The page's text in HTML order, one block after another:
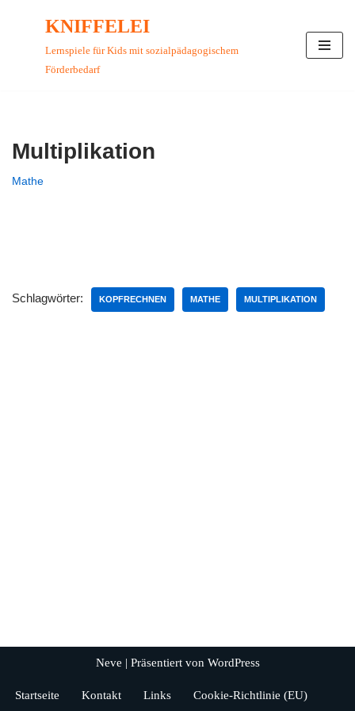
KNIFFELEI
Lernspiele für Kids mit sozialpädagogischem
Förderbedarf
Multiplikation
Mathe
Schlagwörter: KOPFRECHNEN MATHE MULTIPLIKATION
Neve | Präsentiert von WordPress
Startseite Kontakt Links Cookie-Richtlinie (EU)